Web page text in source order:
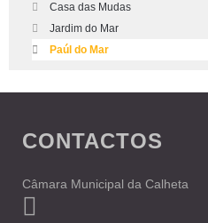
Casa das Mudas
Jardim do Mar
Paúl do Mar
CONTACTOS
Câmara Municipal da Calheta